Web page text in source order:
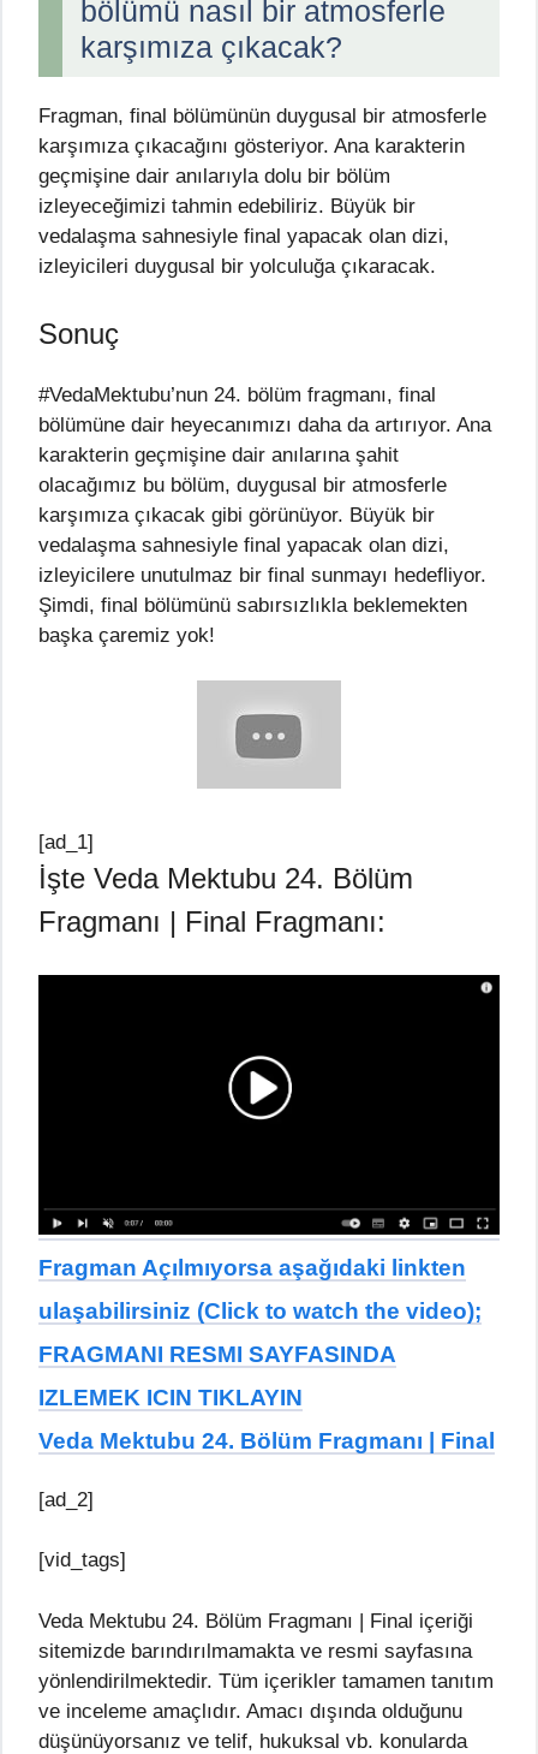
bölümü nasıl bir atmosferle
karşımıza çıkacak?
Fragman, final bölümünün duygusal bir atmosferle
karşımıza çıkacağını gösteriyor. Ana karakterin
geçmişine dair anılarıyla dolu bir bölüm
izleyeceğimizi tahmin edebiliriz. Büyük bir
vedalaşma sahnesiyle final yapacak olan dizi,
izleyicileri duygusal bir yolculuğa çıkaracak.
Sonuç
#VedaMektubu’nun 24. bölüm fragmanı, final
bölümüne dair heyecanımızı daha da artırıyor. Ana
karakterin geçmişine dair anılarına şahit
olacağımız bu bölüm, duygusal bir atmosferle
karşımıza çıkacak gibi görünüyor. Büyük bir
vedalaşma sahnesiyle final yapacak olan dizi,
izleyicilere unutulmaz bir final sunmayı hedefliyor.
Şimdi, final bölümünü sabırsızlıkla beklemekten
başka çaremiz yok!
[ad_1]
İşte Veda Mektubu 24. Bölüm
Fragmanı | Final Fragmanı:
Fragman Açılmıyorsa aşağıdaki linkten
ulaşabilirsiniz (Click to watch the video);
FRAGMANI RESMI SAYFASINDA
IZLEMEK ICIN TIKLAYIN
Veda Mektubu 24. Bölüm Fragmanı | Final
[ad_2]
[vid_tags]
Veda Mektubu 24. Bölüm Fragmanı | Final içeriği
sitemizde barındırılmamakta ve resmi sayfasına
yönlendirilmektedir. Tüm içerikler tamamen tanıtım
ve inceleme amaçlıdır. Amacı dışında olduğunu
düşünüyorsanız ve telif, hukuksal vb. konularda